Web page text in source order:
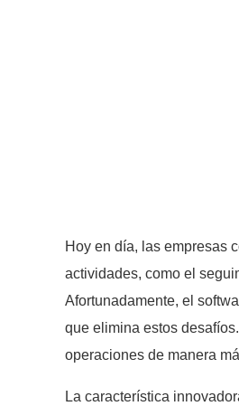
Hoy en día, las empresas
actividades, como el
Afortunadamente, el
que elimina estos
operaciones de manera
La característica